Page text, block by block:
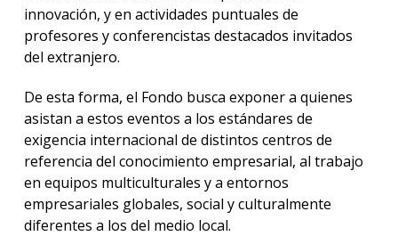
innovación, y en actividades puntuales de
profesores y conferencistas destacados invitados
del extranjero.
De esta forma, el Fondo busca exponer a quienes
asistan a estos eventos a los estándares de
exigencia internacional de distintos centros de
referencia del conocimiento empresarial, al trabajo
en equipos multiculturales y a entornos
empresariales globales, social y culturalmente
diferentes a los del medio local.